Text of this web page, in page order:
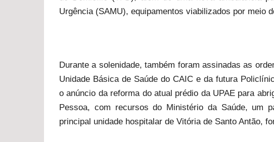
Urgência (SAMU), equipamentos viabilizados por meio
Durante a solenidade, também foram assinadas as
Unidade Básica de Saúde do CAIC e da futura
o anúncio da reforma do atual prédio da UPAE para
Pessoa, com recursos do Ministério da Saúde, um
principal unidade hospitalar de Vitória de Santo Antão,